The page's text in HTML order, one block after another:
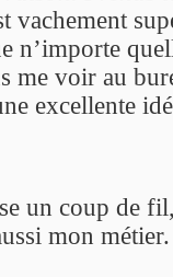
vachement
n’importe
me voir au
excellente
un coup de
mon métier.